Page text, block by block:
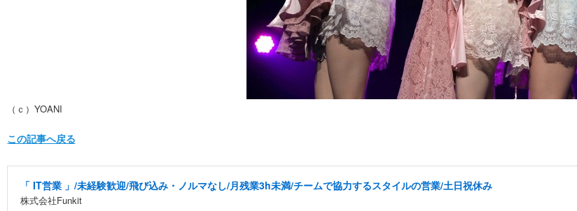
（ｃ）YOANI
この記事へ戻る
「 IT営業 」/未経験歓迎/飛び込み・ノルマなし/月残業3h未満/チームで協力するスタイルの営業/土日祝休み
株式会社Funkit